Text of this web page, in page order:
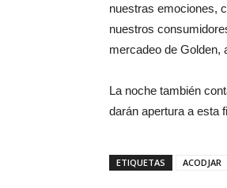
nuestras emociones,
nuestros
mercadeo de Golden,
La noche también
darán apertura a esta
ETIQUETAS ACODJAR